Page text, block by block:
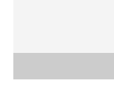
来自外
中央区
中央区
Maruetsu
7-